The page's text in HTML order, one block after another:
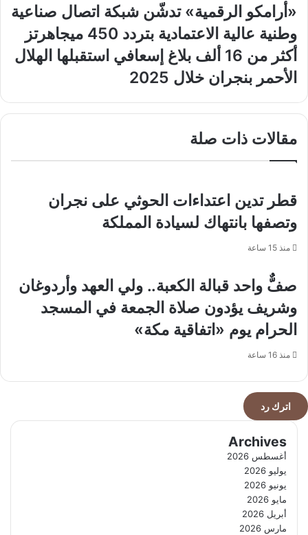
«أرامكو
الرقمية»
تدشّن
شبكة
اتصال
صناعية
بتردد
ميجاهرتز
«أرامكو الرقمية» تدشّن شبكة اتصال صناعية
وطنية عالية الاعتمادية بتردد 450 ميجاهرتز
أكثر
من
16
استقبلها
الأحمر
خلال
2025
أكثر من 16 ألف بلاغ إسعافي استقبلها الهلال
الأحمر بنجران خلال 2025
مقالات ذات صلة
قطر تدين اعتداءات الحوثي على نجران
وتصفها بانتهاك لسيادة المملكة
منذ 15 ساعة
صفٌّ واحد قبالة الكعبة.. ولي العهد وأردوغان
وشريف يؤدون صلاة الجمعة في المسجد
الحرام يوم «اتفاقية مكة»
منذ 16 ساعة
اترك رد
Archives
أغسطس 2026
يوليو 2026
يونيو 2026
مايو 2026
أبريل 2026
مارس 2026